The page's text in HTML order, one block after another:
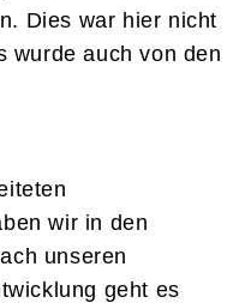
Dies war hier nicht
wurde auch von den
wir in den
unseren
geht es